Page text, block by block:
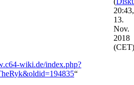
20:43,
13.
Nov.
2018
(CET)
wiki.de/index.php?
“